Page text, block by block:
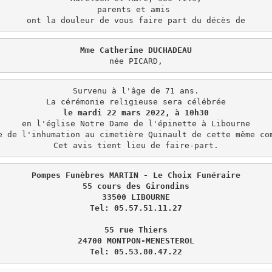
parents et amis
ont la douleur de vous faire part du décès de
Mme Catherine DUCHADEAU
née PICARD,
Survenu à l'âge de 71 ans.
le mardi 22 mars 2022, à 10h30
en l'église Notre Dame de l'épinette à Libourne
de l'inhumation au cimetière Quinault de cette même
Pompes Funèbres MARTIN - Le Choix Funéraire
55 cours des Girondins
33500 LIBOURNE
Tel: 05.57.51.11.27
55 rue Thiers
24700 MONTPON-MENESTEROL